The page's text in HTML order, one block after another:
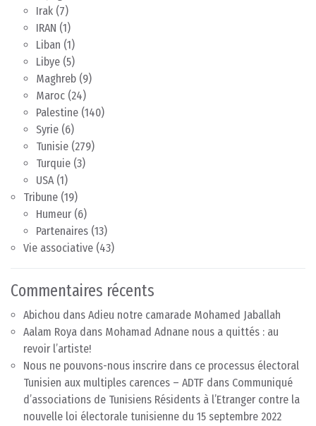
Irak (7)
IRAN (1)
Liban (1)
Libye (5)
Maghreb (9)
Maroc (24)
Palestine (140)
Syrie (6)
Tunisie (279)
Turquie (3)
USA(1)
Tribune (19)
Humeur (6)
Partenaires (13)
Vie associative (43)
Commentaires récents
Abichou dans Adieu notre camarade Mohamed Jaballah
Aalam Roya dans Mohamad Adnane nous a quittés : au
revoir l’artiste!
Nous ne pouvons-nous inscrire dans ce processus électoral
Tunisien aux multiples carences – ADTF dans Communiqué
d’associations de Tunisiens Résidents à l’Etranger contre la
nouvelle loi électorale tunisienne du 15 septembre 2022